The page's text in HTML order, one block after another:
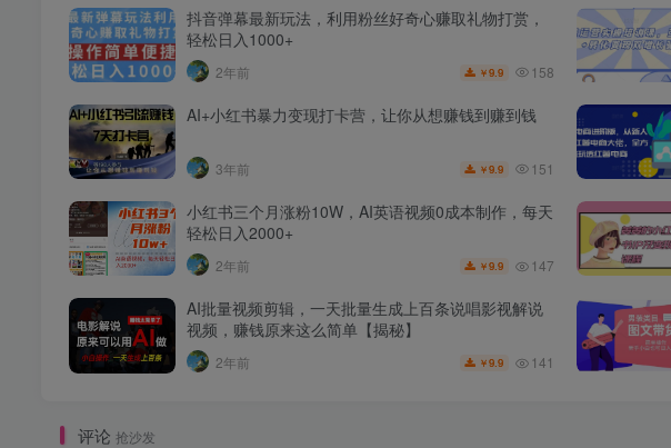
抖音弹幕最新玩法，利用粉丝好奇心赚取礼物打赏，
轻松日入1000+
2年前 ￥9.9 158
AI+小红书暴力变现打卡营，让你从想赚钱到赚到钱
3年前 ￥9.9 151
小红书三个月涨粉10W，AI英语视频0成本制作，每天
轻松日入2000+
2年前 ￥9.9 147
AI批量视频剪辑，一天批量生成上百条说唱影视解说
视频，赚钱原来这么简单【揭秘】
2年前 ￥9.9 141
评论 抢沙发